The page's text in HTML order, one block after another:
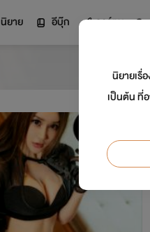
นิยาย อีบุ๊ก การ์ตูน
นิยายเรื่
เป็นต้น ที่